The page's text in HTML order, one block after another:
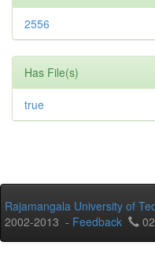
2556
Has File(s)
true
Rajamangala University of
2002-2013 - Feedback